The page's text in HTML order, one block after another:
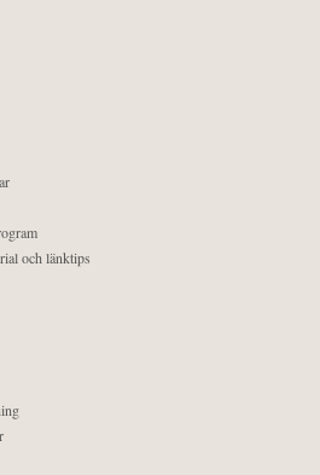
och länktips